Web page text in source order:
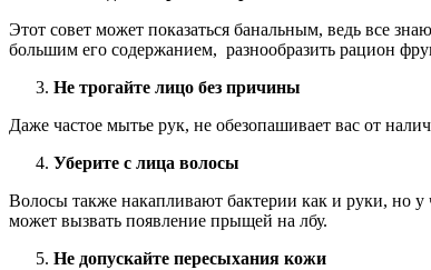
Этот совет может показаться банальным, ведь все
большим его содержанием, разнообразить рацион
Не трогайте лицо без причины
Даже частое мытье рук, не обезопашивает вас от
Уберите с лица волосы
Волосы также накапливают бактерии как и руки, но
может вызвать появление прыщей на лбу.
Не допускайте пересыхания кожи